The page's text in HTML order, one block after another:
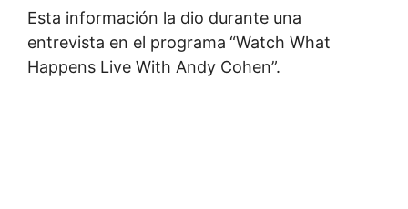
Esta información la dio durante una
entrevista en el programa “Watch What
Happens Live With Andy Cohen”.